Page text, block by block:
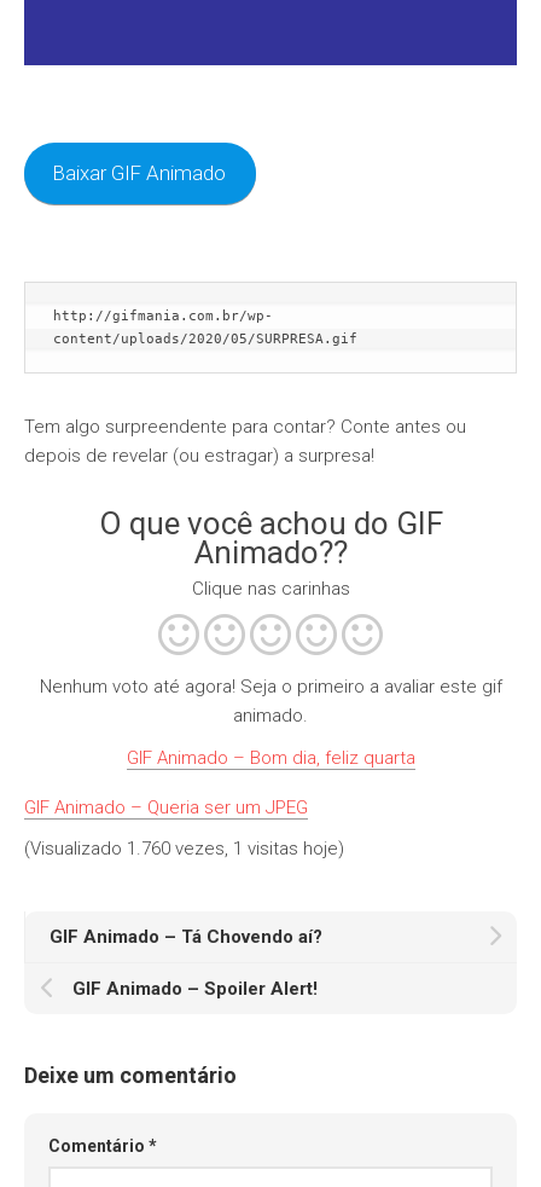
Baixar GIF Animado
http://gifmania.com.br/wp-
content/uploads/2020/05/SURPRESA.gif
Tem algo surpreendente para contar? Conte antes ou
depois de revelar (ou estragar) a surpresa!
O que você achou do GIF
Animado??
Clique nas carinhas
Nenhum voto até agora! Seja o primeiro a avaliar este gif
animado.
GIF Animado – Bom dia, feliz quarta
GIF Animado – Queria ser um JPEG
(Visualizado 1.760 vezes, 1 visitas hoje)
GIF Animado – Tá Chovendo aí?
GIF Animado – Spoiler Alert!
Deixe um comentário
Comentário *